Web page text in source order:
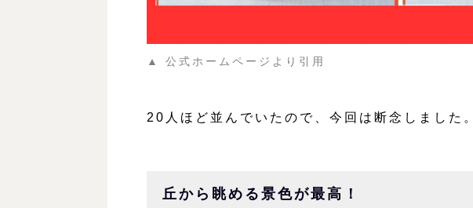
▲ 公式ホームページより引用
20人ほど並んでいたので、今回は断念しました。
丘から眺める景色が最高！